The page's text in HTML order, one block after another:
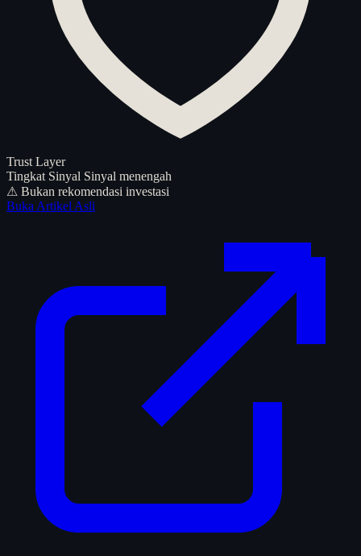
Trust Layer
Tingkat Sinyal Sinyal menengah
⚠ Bukan rekomendasi investasi
Buka Artikel Asli